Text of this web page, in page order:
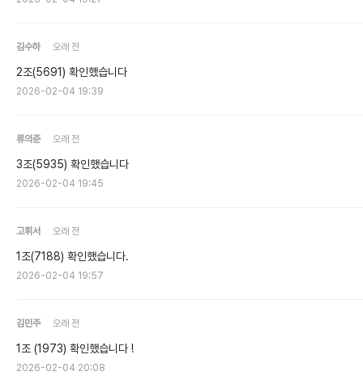
김수하 오래 전
2조(5691) 확인했습니다
2026-02-04 19:39
류의준 오래 전
3조(5935) 확인했습니다
2026-02-04 19:45
고휘서 오래 전
1조(7188) 확인했습니다.
2026-02-04 19:57
김민주 오래 전
1조 (1973) 확인했습니다 !
2026-02-04 20:08